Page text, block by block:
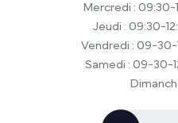
Mercredi : 09:30-
Jeudi : 09:30-
Vendredi : 09-30-
Samedi : 09-30-